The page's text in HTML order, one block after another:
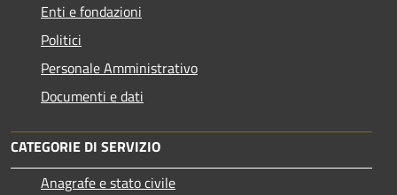
Enti e fondazioni
Politici
Personale Amministrativo
Documenti e dati
CATEGORIE DI SERVIZIO
Anagrafe e stato civile